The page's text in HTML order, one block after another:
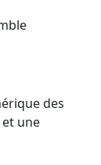
des
une